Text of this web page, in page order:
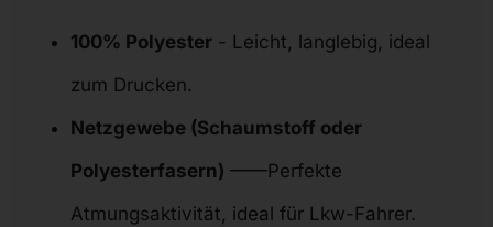
100% Polyester - Leicht, langlebig, ideal
zum Drucken.
Netzgewebe (Schaumstoff oder
Polyesterfasern) ——Perfekte
Atmungsaktivität, ideal für Lkw-Fahrer.